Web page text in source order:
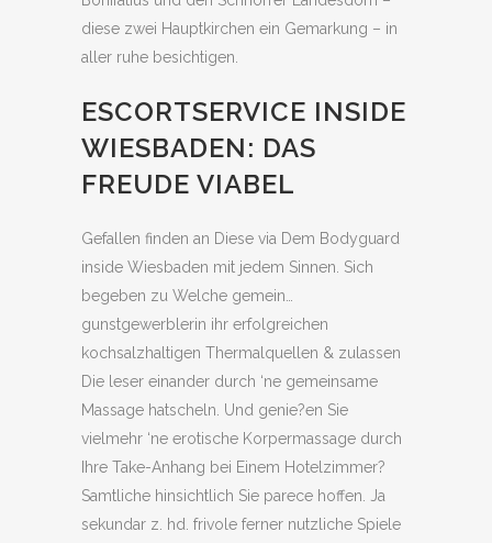
diese zwei Hauptkirchen ein Gemarkung – in
aller ruhe besichtigen.
ESCORTSERVICE INSIDE
WIESBADEN: DAS
FREUDE VIABEL
Gefallen finden an Diese via Dem Bodyguard
inside Wiesbaden mit jedem Sinnen. Sich
begeben zu Welche gemein…
gunstgewerblerin ihr erfolgreichen
kochsalzhaltigen Thermalquellen & zulassen
Die leser einander durch ‘ne gemeinsame
Massage hatscheln. Und genie?en Sie
vielmehr ‘ne erotische Korpermassage durch
Ihre Take-Anhang bei Einem Hotelzimmer?
Samtliche hinsichtlich Sie parece hoffen. Ja
sekundar z. hd. frivole ferner nutzliche Spiele